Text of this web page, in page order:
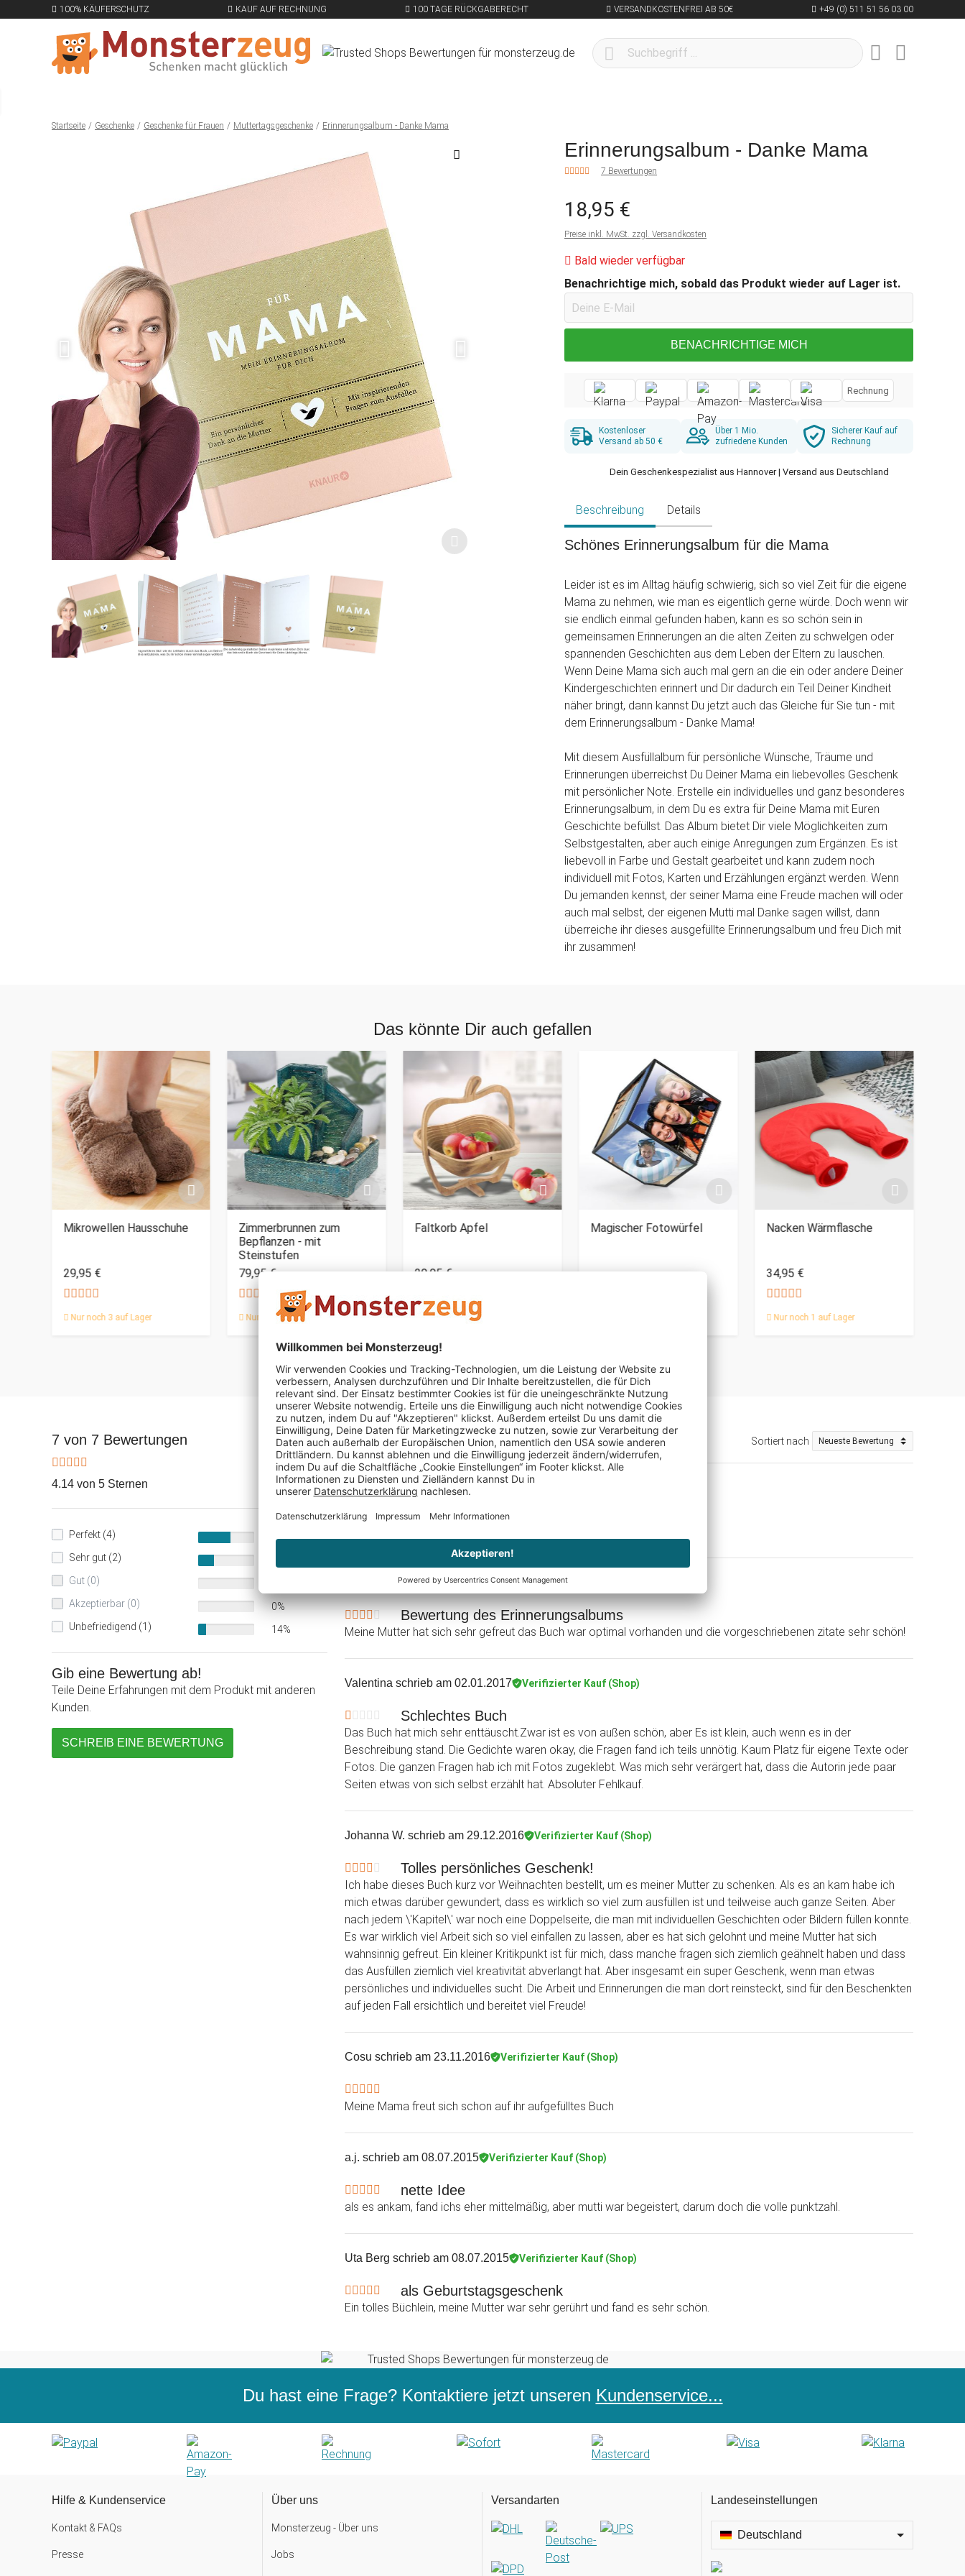
100% KÄUFERSCHUTZ KAUF AUF RECHNUNG 100 TAGE RÜCKGABERECHT VERSANDKOSTENFREI AB 50€ +49 (0) 511 51 56 03 00
Startseite Geschenke Geschenke für Frauen Muttertagsgeschenke Erinnerungsalbum - Danke Mama
Erinnerungsalbum - Danke Mama
7 Bewertungen
18,95 €
Preise inkl. MwSt. zzgl. Versandkosten
Bald wieder verfügbar
Benachrichtige mich, sobald das Produkt wieder auf Lager ist.
BENACHRICHTIGE MICH
Rechnung
Kostenloser
Versand ab 50 €
Über 1 Mio.
zufriedene Kunden
Sicherer Kauf auf
Rechnung
Dein Geschenkespezialist aus Hannover | Versand aus Deutschland
Beschreibung Details
Schönes Erinnerungsalbum für die Mama
Leider ist es im Alltag häufig schwierig, sich so viel Zeit für die eigene
Mama zu nehmen, wie man es eigentlich gerne würde. Doch wenn wir
sie endlich einmal gefunden haben, kann es so schön sein in
gemeinsamen Erinnerungen an die alten Zeiten zu schwelgen oder
spannenden Geschichten aus dem Leben der Eltern zu lauschen.
Wenn Deine Mama sich auch mal gern an die ein oder andere Deiner
Kindergeschichten erinnert und Dir dadurch ein Teil Deiner Kindheit
näher bringt, dann kannst Du jetzt auch das Gleiche für Sie tun - mit
dem Erinnerungsalbum - Danke Mama!
Mit diesem Ausfüllalbum für persönliche Wünsche, Träume und
Erinnerungen überreichst Du Deiner Mama ein liebevolles Geschenk
mit persönlicher Note. Erstelle ein individuelles und ganz besonderes
Erinnerungsalbum, in dem Du es extra für Deine Mama mit Euren
Geschichte befüllst. Das Album bietet Dir viele Möglichkeiten zum
Selbstgestalten, aber auch einige Anregungen zum Ergänzen. Es ist
liebevoll in Farbe und Gestalt gearbeitet und kann zudem noch
individuell mit Fotos, Karten und Erzählungen ergänzt werden. Wenn
Du jemanden kennst, der seiner Mama eine Freude machen will oder
auch mal selbst, der eigenen Mutti mal Danke sagen willst, dann
überreiche ihr dieses ausgefüllte Erinnerungsalbum und freu Dich mit
ihr zusammen!
Das könnte Dir auch gefallen
Mikrowellen Hausschuhe
29,95 €
Nur noch 3 auf Lager
Zimmerbrunnen zum
Bepflanzen - mit
Steinstufen
79,95 €
Nur noch 1 auf Lager
Faltkorb Apfel
29,95 €
Nur noch 1 auf Lager
Magischer Fotowürfel Nacken Wärmflasche
34,95 €
Nur noch 1 auf Lager
7 von 7 Bewertungen
4.14 von 5 Sternen
Perfekt (4)
57%
Sehr gut (2)
Gut (0)
Akzeptierbar (0)
0%
Unbefriedigend (1)
14%
Gib eine Bewertung ab!
Teile Deine Erfahrungen mit dem Produkt mit anderen
Kunden.
SCHREIB EINE BEWERTUNG
Sortiert nach
Jessicaschrieb am 23.02.2017 Verifizierter Kauf (Shop)
Wooooow
schrieb am 07.01.2017 Verifizierter Kauf (Shop)
Bewertung des Erinnerungsalbums
Meine Mutter hat sich sehr gefreut das Buch war optimal vorhanden und die vorgeschriebenen zitate sehr schön!
Valentina schrieb am 02.01.2017 Verifizierter Kauf (Shop)
Schlechtes Buch
Das Buch hat mich sehr enttäuscht.Zwar ist es von außen schön, aber Es ist klein, auch wenn es in der
Beschreibung stand. Die Gedichte waren okay, die Fragen fand ich teils unnötig. Kaum Platz für eigene Texte oder
Fotos. Die ganzen Fragen hab ich mit Fotos zugeklebt. Was mich sehr verärgert hat, dass die Autorin jede paar
Seiten etwas von sich selbst erzählt hat. Absoluter Fehlkauf.
Johanna W. schrieb am 29.12.2016 Verifizierter Kauf (Shop)
Tolles persönliches Geschenk!
Ich habe dieses Buch kurz vor Weihnachten bestellt, um es meiner Mutter zu schenken. Als es an kam habe ich
mich etwas darüber gewundert, dass es wirklich so viel zum ausfüllen ist und teilweise auch ganze Seiten. Aber
nach jedem \'Kapitel\' war noch eine Doppelseite, die man mit individuellen Geschichten oder Bildern füllen konnte.
Es war wirklich viel Arbeit sich so viel einfallen zu lassen, aber es hat sich gelohnt und meine Mutter hat sich
wahnsinnig gefreut. Ein kleiner Kritikpunkt ist für mich, dass manche fragen sich ziemlich geähnelt haben und dass
das Ausfüllen ziemlich viel kreativität abverlangt hat. Aber insgesamt ein super Geschenk, wenn man etwas
persönliches und individuelles sucht. Die Arbeit und Erinnerungen die man dort reinsteckt, sind für den Beschenkten
auf jeden Fall ersichtlich und bereitet viel Freude!
Cosu schrieb am 23.11.2016 Verifizierter Kauf (Shop)
Meine Mama freut sich schon auf ihr aufgefülltes Buch
a.j. schrieb am 08.07.2015 Verifizierter Kauf (Shop)
nette Idee
als es ankam, fand ichs eher mittelmäßig, aber mutti war begeistert, darum doch die volle punktzahl.
Uta Berg schrieb am 08.07.2015 Verifizierter Kauf (Shop)
als Geburtstagsgeschenk
Ein tolles Büchlein, meine Mutter war sehr gerührt und fand es sehr schön.
Du hast eine Frage? Kontaktiere jetzt unseren Kundenservice...
Hilfe & Kundenservice
Kontakt & FAQs
Presse
Über uns
Monsterzeug - Über uns
Jobs
Versandarten Landeseinstellungen
Deutschland